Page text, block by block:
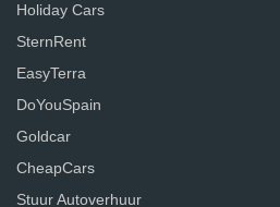
Holiday Cars
SternRent
EasyTerra
DoYouSpain
Goldcar
CheapCars
Stuur Autoverhuur